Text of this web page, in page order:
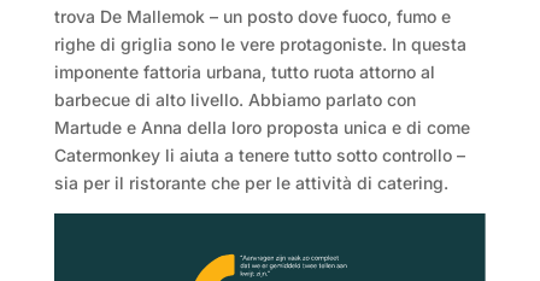
trova De Mallemok – un posto dove fuoco, fumo e
righe di griglia sono le vere protagoniste. In questa
imponente fattoria urbana, tutto ruota attorno al
barbecue di alto livello. Abbiamo parlato con
Martude e Anna della loro proposta unica e di come
Catermonkey li aiuta a tenere tutto sotto controllo –
sia per il ristorante che per le attività di catering.